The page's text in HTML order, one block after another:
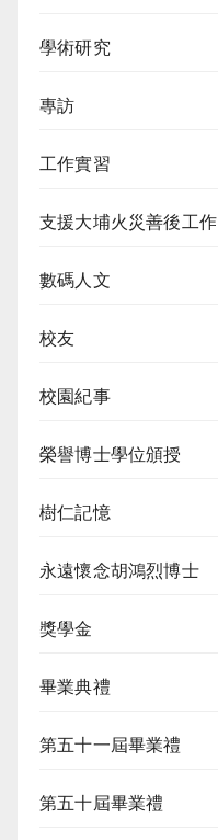
學術研究
專訪
工作實習
支援大埔火災善後工作
數碼人文
校友
校園紀事
榮譽博士學位頒授
樹仁記憶
永遠懷念胡鴻烈博士
獎學金
畢業典禮
第五十一屆畢業禮
第五十屆畢業禮